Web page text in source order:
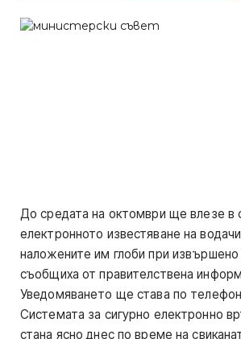
До средата на октомври ще влезе в
електронното известяване на
наложените им глоби при
съобщиха от правителствена
Уведомяването ще става по
Системата за сигурно електронно
стана ясно днес по време на